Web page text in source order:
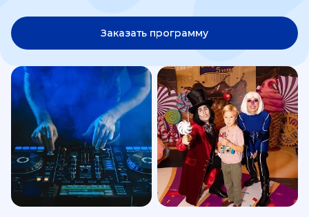
Заказать программу